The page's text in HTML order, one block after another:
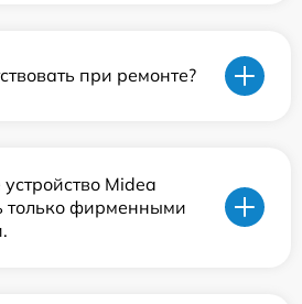
при ремонте?
Midea
только фирменными